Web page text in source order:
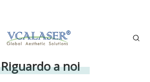
Riguardo a noi